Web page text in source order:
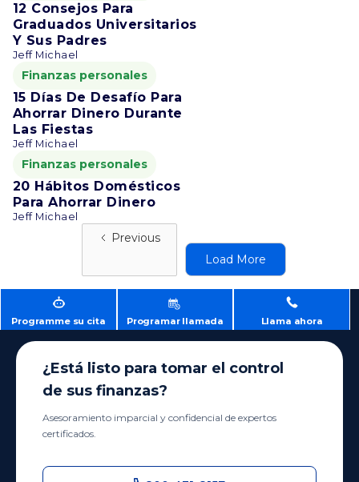
12 Consejos Para
Graduados Universitarios
Y Sus Padres
Jeff Michael
Finanzas personales
15 Días De Desafío Para
Ahorrar Dinero Durante
Las Fiestas
Jeff Michael
Finanzas personales
20 Hábitos Domésticos
Para Ahorrar Dinero
Jeff Michael
Previous
Load More
Programme su cita Programar llamada Llama ahora
¿Está listo para tomar el control
de sus finanzas?
Asesoramiento imparcial y confidencial de expertos
certificados.